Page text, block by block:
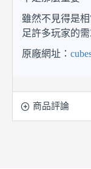
雖然不見得是
足許多玩家的
原廠網址：
商品評論